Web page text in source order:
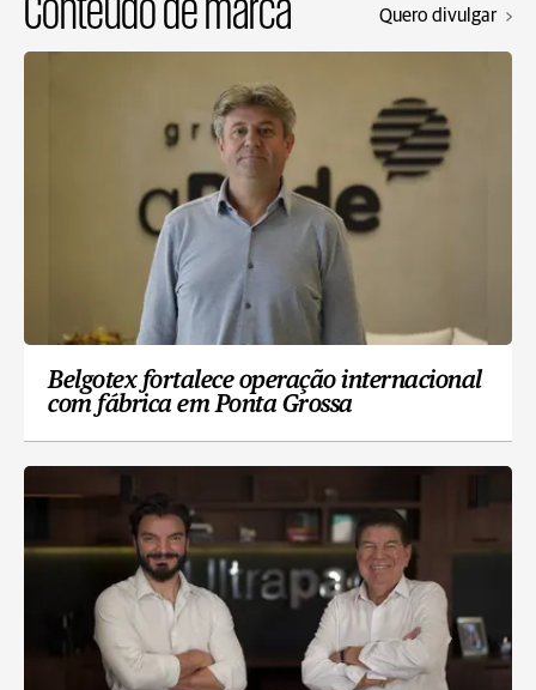
Quero divulgar
Belgotex fortalece operação internacional
com fábrica em Ponta Grossa